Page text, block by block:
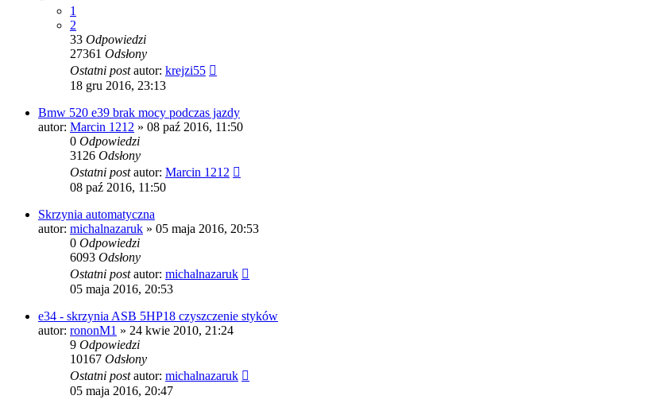
1
2
33 Odpowiedzi
27361 Odsłony
Ostatni postautor: krejzi55
18 gru 2016, 23:13
Bmw 520 e39 brak mocy podczas jazdy
autor: Marcin 1212 » 08 paź 2016, 11:50
0 Odpowiedzi
3126 Odsłony
Ostatni postautor: Marcin 1212
08 paź 2016, 11:50
Skrzynia automatyczna
autor: michalnazaruk » 05 maja 2016, 20:53
0 Odpowiedzi
6093 Odsłony
Ostatni postautor: michalnazaruk
05 maja 2016, 20:53
e34 - skrzynia ASB 5HP18 czyszczenie styków
autor: rononM1 » 24 kwie 2010, 21:24
9 Odpowiedzi
10167 Odsłony
Ostatni postautor: michalnazaruk
05 maja 2016, 20:47